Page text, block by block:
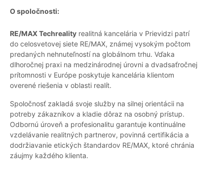
O spoločnosti:
RE/MAX Techreality realitná kancelária v Prievidzi patrí
do celosvetovej siete RE/MAX, známej vysokým počtom
predaných nehnuteľností na globálnom trhu. Vďaka
dlhoročnej praxi na medzinárodnej úrovni a dvadsaťročnej
prítomnosti v Európe poskytuje kancelária klientom
overené riešenia v oblasti realít.
Spoločnosť zakladá svoje služby na silnej orientácii na
potreby zákazníkov a kladie dôraz na osobný prístup.
Odbornú úroveň a profesionalitu garantuje kontinuálne
vzdelávanie realitných partnerov, povinná certifikácia a
dodržiavanie etických štandardov RE/MAX, ktoré chránia
záujmy každého klienta.